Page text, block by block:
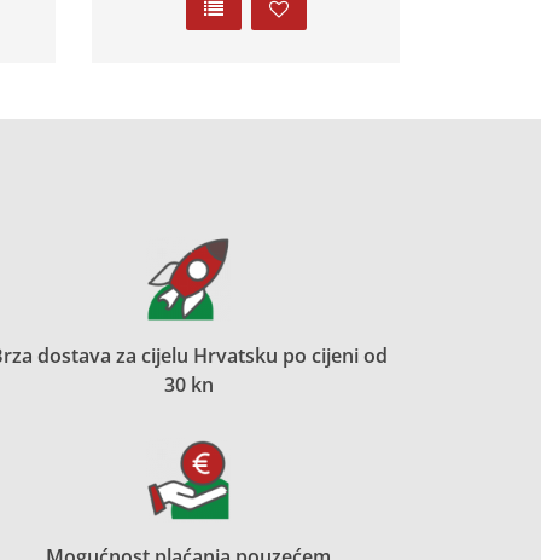
dostava za cijelu Hrvatsku po cijeni od
30 kn